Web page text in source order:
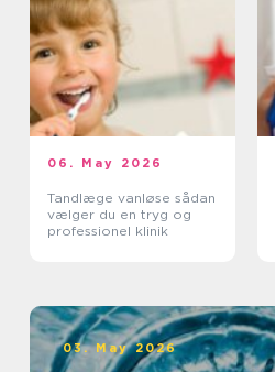
06. May 2026
Tandlæge vanløse sådan
vælger du en tryg og
professionel klinik
03. May 2026